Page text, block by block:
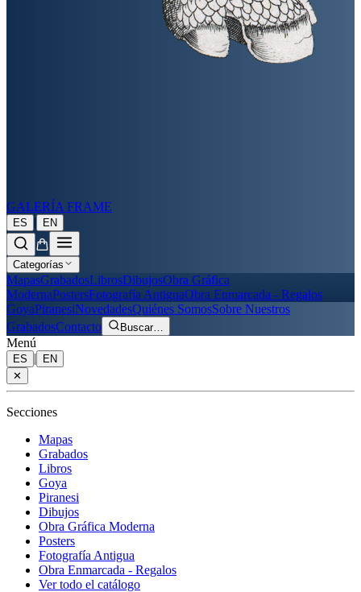
GALERÍA FRAME
ES | EN
Categorías
MapasGrabadosLibrosDibujosObra Gráfica
ModernaPostersFotografía AntiguaObra Enmarcada - Regalos
GoyaPiranesiNovedadesQuiénes SomosSobre Nuestros
GrabadosContacto Buscar…
Menú
ES |
EN
✕
Secciones
Mapas
Grabados
Libros
Goya
Piranesi
Dibujos
Obra Gráfica Moderna
Posters
Fotografía Antigua
Obra Enmarcada - Regalos
Ver todo el catálogo